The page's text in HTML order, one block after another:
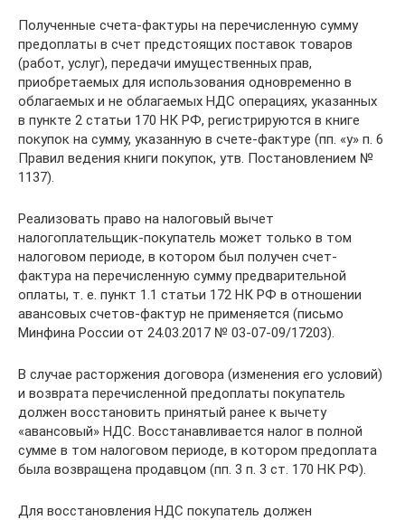
Полученные счета-фактуры на перечисленную сумму
предоплаты в счет предстоящих поставок товаров
(работ, услуг), передачи имущественных прав,
приобретаемых для использования одновременно в
облагаемых и не облагаемых НДС операциях, указанных
в пункте 2 статьи 170 НК РФ, регистрируются в книге
покупок на сумму, указанную в счете-фактуре (пп. «у» п. 6
Правил ведения книги покупок, утв. Постановлением №
1137).
Реализовать право на налоговый вычет
налогоплательщик-покупатель может только в том
налоговом периоде, в котором был получен счет-
фактура на перечисленную сумму предварительной
оплаты, т. е. пункт 1.1 статьи 172 НК РФ в отношении
авансовых счетов-фактур не применяется (письмо
Минфина России от 24.03.2017 № 03-07-09/17203).
В случае расторжения договора (изменения его условий)
и возврата перечисленной предоплаты покупатель
должен восстановить принятый ранее к вычету
«авансовый» НДС. Восстанавливается налог в полной
сумме в том налоговом периоде, в котором предоплата
была возвращена продавцом (пп. 3 п. 3 ст. 170 НК РФ).
Для восстановления НДС покупатель должен